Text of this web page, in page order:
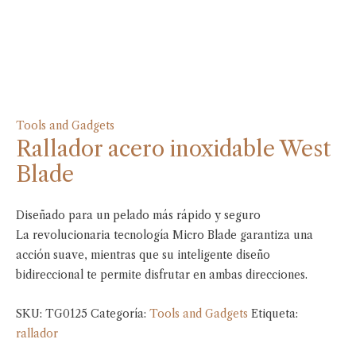
Tools and Gadgets
Rallador acero inoxidable West
Blade
Diseñado para un pelado más rápido y seguro
La revolucionaria tecnología Micro Blade garantiza una
acción suave, mientras que su inteligente diseño
bidireccional te permite disfrutar en ambas direcciones.
SKU: TG0125 Categoría: Tools and Gadgets Etiqueta:
rallador